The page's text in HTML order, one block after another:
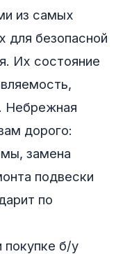
из самых
для безопасной
Их состояние
Небрежная
дорого:
замена
подвески
по
покупке б/у